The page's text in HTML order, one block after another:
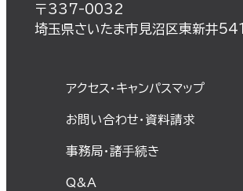
〒337-0032
埼玉県さいたま市見沼区東新井541
アクセス・キャンパスマップ
お問い合わせ・資料請求
事務局・諸⼿続き
Q&A